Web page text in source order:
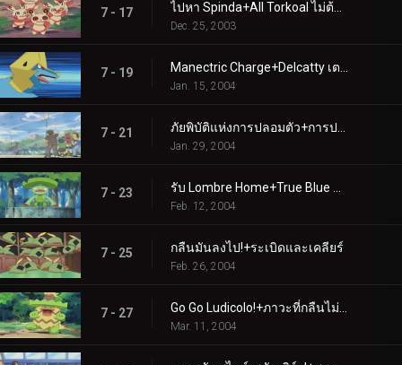
7 - 17
Dec. 25, 2003
7 - 19
Jan. 15, 2004
7 - 21
Jan. 29, 2004
7 - 23
Feb. 12, 2004
7 - 25 กลืนมันลงไป!+ระเบิดและเคลียร์
Feb. 26, 2004
7 - 27
Mar. 11, 2004